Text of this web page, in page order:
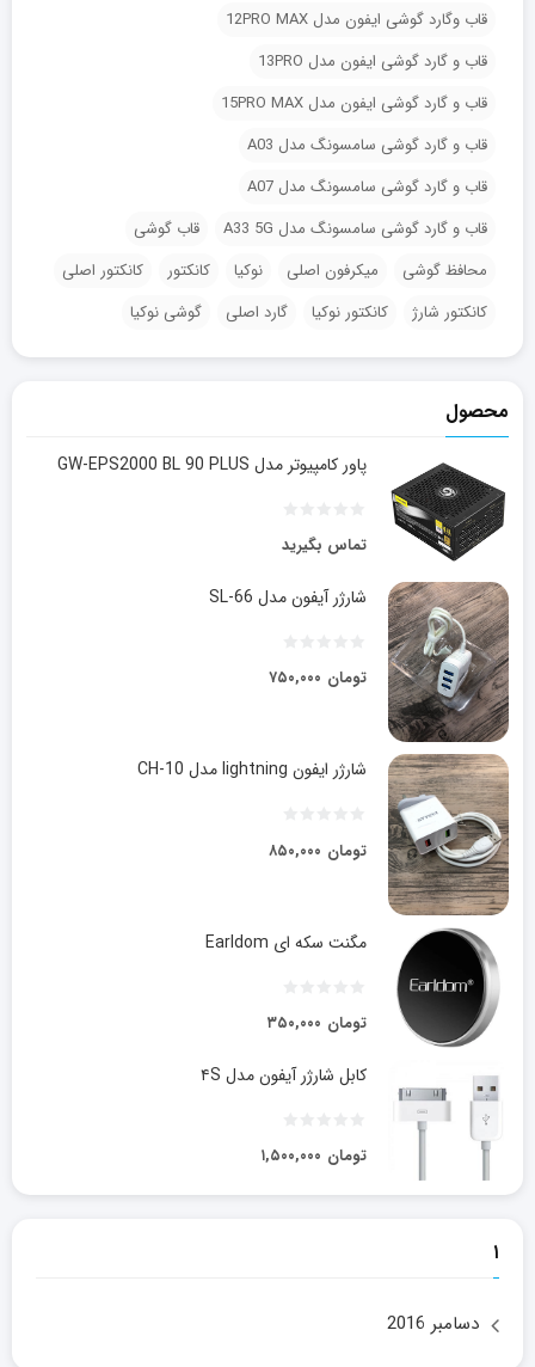
قاب وگارد گوشی ایفون مدل 12PRO MAX
قاب و گارد گوشی ایفون مدل 13PRO
قاب و گارد گوشی ایفون مدل 15PRO MAX
قاب و گارد گوشی سامسونگ مدل A03
قاب و گارد گوشی سامسونگ مدل A07
قاب و گارد گوشی سامسونگ مدل A33 5G
قاب گوشی
محافظ گوشی
میکرفون اصلی نوکیا کانکتور
کانکتور اصلی
کانکتور شارژ
کانکتور نوکیا گارد اصلی گوشی نوکیا
محصول
پاور کامپیوتر مدل GW-EPS2000 BL 90 PLUS
تماس بگیرید
شارژر آیفون مدل SL-66
۷۵۰,۰۰۰ تومان
شارژر ایفون lightning مدل CH-10
۸۵۰,۰۰۰ تومان
مگنت سکه ای Earldom
۳۵۰,۰۰۰ تومان
کابل شارژر آیفون مدل ۴S
۱,۵۰۰,۰۰۰ تومان
۱
دسامبر 2016